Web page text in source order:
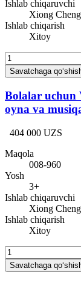
Ishlab chiqaruvchi
Xiong Cheng
Ishlab chiqarish
Xitoy
Savatchaga
Bolalar uchun
oyna va
404 000 UZS
Maqola
008-960
Yosh
3+
Ishlab chiqaruvchi
Xiong Cheng
Ishlab chiqarish
Xitoy
Savatchaga